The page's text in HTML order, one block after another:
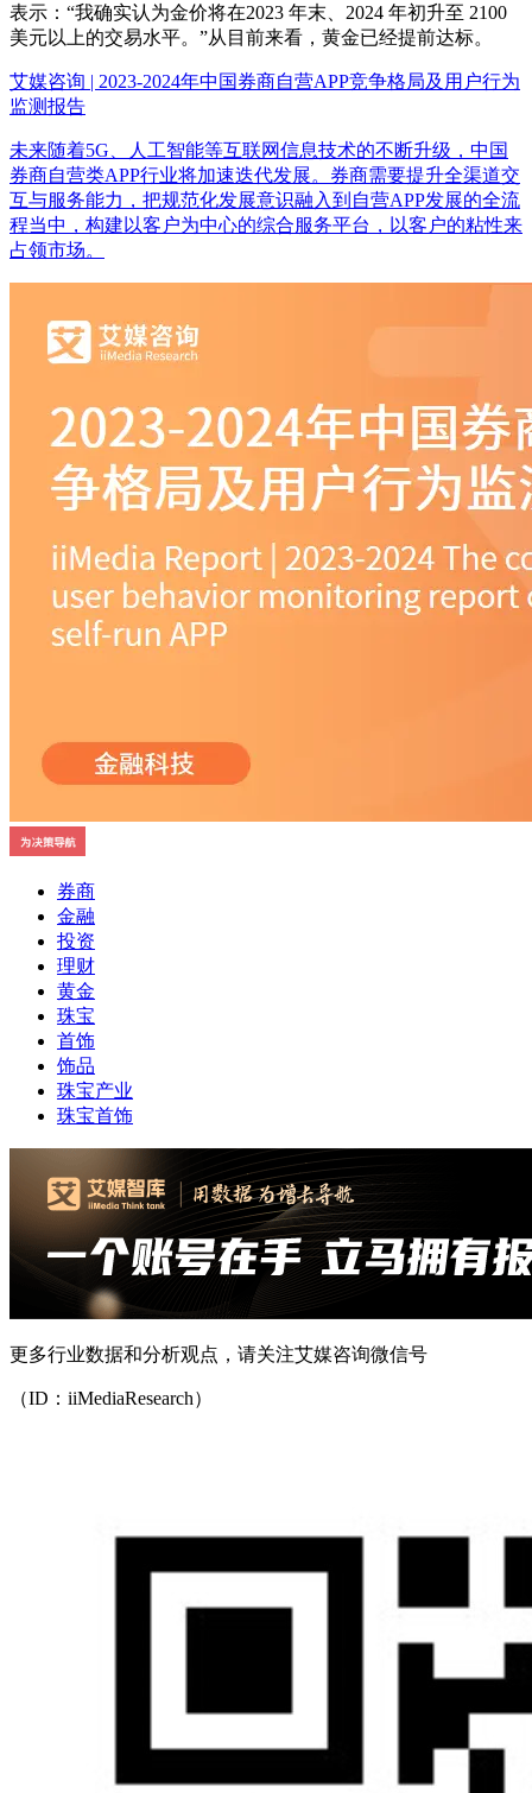
表示：“我确实认为金价将在2023 年末、2024 年初升至 2100
美元以上的交易水平。”从目前来看，黄金已经提前达标。
艾媒咨询 | 2023-2024年中国券商自营APP竞争格局及用户行为
监测报告
未来随着5G、人工智能等互联网信息技术的不断升级，中国
券商自营类APP行业将加速迭代发展。券商需要提升全渠道交
互与服务能力，把规范化发展意识融入到自营APP发展的全流
程当中，构建以客户为中心的综合服务平台，以客户的粘性来
占领市场。
券商
金融
投资
理财
黄金
珠宝
首饰
饰品
珠宝产业
珠宝首饰
更多行业数据和分析观点，请关注艾媒咨询微信号
（ID：iiMediaResearch）